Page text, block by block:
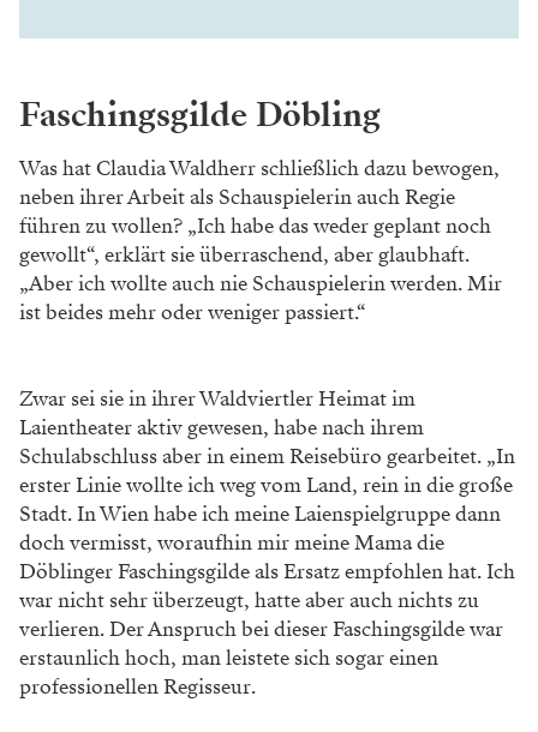
Faschingsgilde Döbling
Was hat Claudia Waldherr schließlich dazu bewogen,
neben ihrer Arbeit als Schauspielerin auch Regie
führen zu wollen? „Ich habe das weder geplant noch
gewollt“, erklärt sie überraschend, aber glaubhaft.
„Aber ich wollte auch nie Schauspielerin werden. Mir
ist beides mehr oder weniger passiert.“
Zwar sei sie in ihrer Waldviertler Heimat im
Laientheater aktiv gewesen, habe nach ihrem
Schulabschluss aber in einem Reisebüro gearbeitet. „In
erster Linie wollte ich weg vom Land, rein in die große
Stadt. In Wien habe ich meine Laienspielgruppe dann
doch vermisst, woraufhin mir meine Mama die
Döblinger Faschingsgilde als Ersatz empfohlen hat. Ich
war nicht sehr überzeugt, hatte aber auch nichts zu
verlieren. Der Anspruch bei dieser Faschingsgilde war
erstaunlich hoch, man leistete sich sogar einen
professionellen Regisseur.